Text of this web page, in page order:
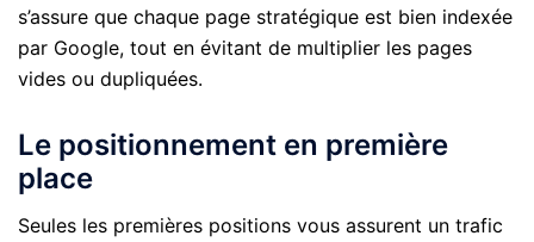
s’assure que chaque page stratégique est bien indexée
par Google, tout en évitant de multiplier les pages
vides ou dupliquées.
Le positionnement en première
place
Seules les premières positions vous assurent un trafic